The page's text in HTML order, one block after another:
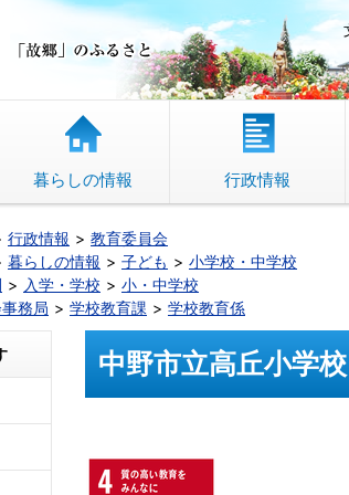
中野市 「故郷」のふる
暮らしの情報 行政情報
行政情報
教育委員会
暮らしの情報 子ども
小学校・中学校
入学・学校
小・中学校
務局 学校教育課 学校教育係
中野市立高丘小学校